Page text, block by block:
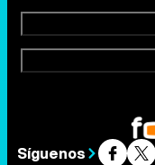
Síguenos